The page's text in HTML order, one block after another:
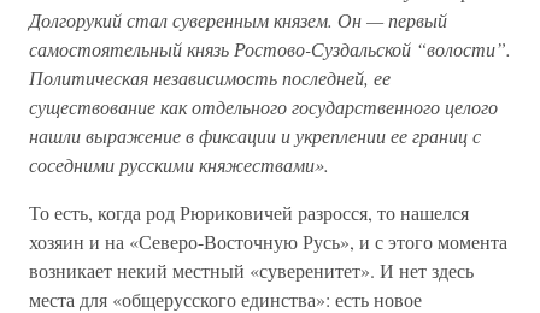
Долгорукий стал суверенным князем. Он — первый
самостоятельный князь Ростово-Суздальской “волости”.
Политическая независимость последней, ее
существование как отдельного государственного целого
нашли выражение в фиксации и укреплении ее границ с
соседними русскими княжествами».
То есть, когда род Рюриковичей разросся, то нашелся
хозяин и на «Северо-Восточную Русь», и с этого момента
возникает некий местный «суверенитет». И нет здесь
места для «общерусского единства»: есть новое